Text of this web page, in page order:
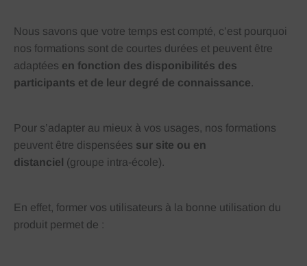
Nous savons que votre temps est compté, c’est pourquoi
nos formations sont de courtes durées et peuvent être
adaptées en fonction des disponibilités des
participants et de leur degré de connaissance.
Pour s’adapter au mieux à vos usages, nos formations
peuvent être dispensées sur site ou en
distanciel (groupe intra-école).
En effet, former vos utilisateurs à la bonne utilisation du
produit permet de :